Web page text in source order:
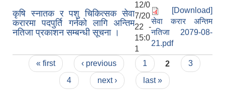
कृषि स्नातक र पशु चिकित्सक सेवा
करारमा पदपुर्ति गर्नको लागि अन्तिम
नतिजा प्रकाशन सम्बन्धी सूचना ।
12/0
7/20
22 -
15:0
1
[Download]
सेवा करार अन्तिम
नतिजा 2079-08-
21.pdf
Pages
« first ‹ previous 1 2
3
4
next › last »